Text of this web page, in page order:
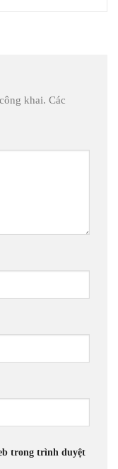
khai. Các
trong trình duyệt